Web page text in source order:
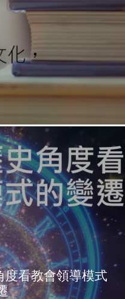
看教會領導模式